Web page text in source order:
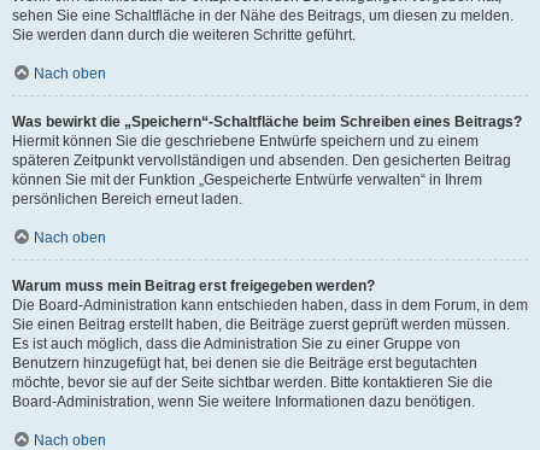
sehen Sie eine Schaltfläche in der Nähe des Beitrags, um diesen zu melden.
Sie werden dann durch die weiteren Schritte geführt.
Nach oben
Was bewirkt die „Speichern“-Schaltfläche beim Schreiben eines Beitrags?
Hiermit können Sie die geschriebene Entwürfe speichern und zu einem
späteren Zeitpunkt vervollständigen und absenden. Den gesicherten Beitrag
können Sie mit der Funktion „Gespeicherte Entwürfe verwalten“ in Ihrem
persönlichen Bereich erneut laden.
Nach oben
Warum muss mein Beitrag erst freigegeben werden?
Die Board-Administration kann entschieden haben, dass in dem Forum, in dem
Sie einen Beitrag erstellt haben, die Beiträge zuerst geprüft werden müssen.
Es ist auch möglich, dass die Administration Sie zu einer Gruppe von
Benutzern hinzugefügt hat, bei denen sie die Beiträge erst begutachten
möchte, bevor sie auf der Seite sichtbar werden. Bitte kontaktieren Sie die
Board-Administration, wenn Sie weitere Informationen dazu benötigen.
Nach oben